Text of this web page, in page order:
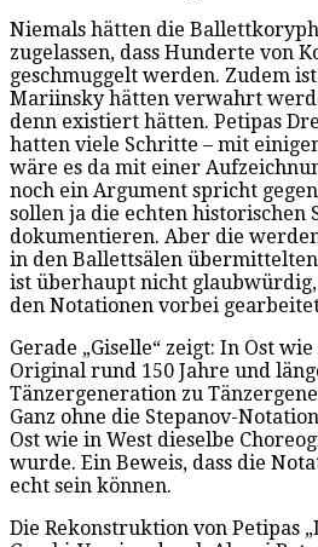
Niemals hätten die
zugelassen, dass Hunderte von
geschmuggelt werden. Zudem
Mariinsky hätten verwahrt
denn existiert hätten. Petipas
hatten viele Schritte – mit
wäre es da mit einer
noch ein Argument spricht
sollen ja die echten historischen
dokumentieren. Aber die
in den Ballettsälen
ist überhaupt nicht glaubwürdig,
den Notationen vorbei
Gerade „Giselle“ zeigt: In Ost
Original rund 150 Jahre und
Tänzergeneration zu
Ganz ohne die Stepanov-
Ost wie in West dieselbe
wurde. Ein Beweis, dass die
echt sein können.
Die Rekonstruktion von Petipas